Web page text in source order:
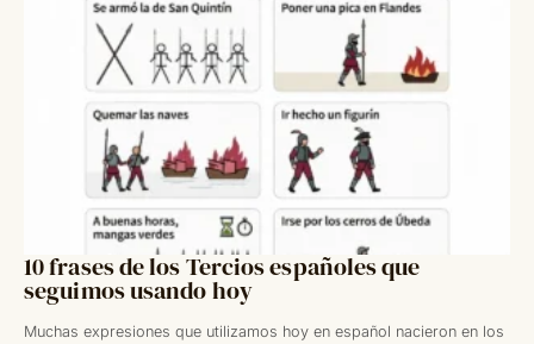
10 frases de los Tercios españoles que
seguimos usando hoy
Muchas expresiones que utilizamos hoy en español nacieron en los